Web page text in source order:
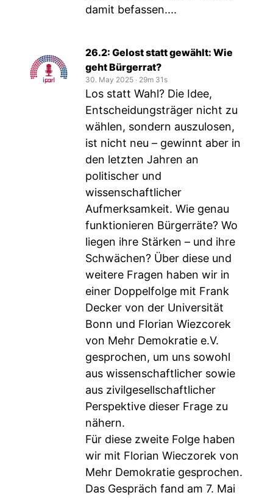
damit befassen....
26.2: Gelost statt gewählt: Wie
geht Bürgerrat?
30. May 2025 ‧ 29m 31s
Los statt Wahl? Die Idee,
Entscheidungsträger nicht zu
wählen, sondern auszulosen,
ist nicht neu – gewinnt aber in
den letzten Jahren an
politischer und
wissenschaftlicher
Aufmerksamkeit. Wie genau
funktionieren Bürgerräte? Wo
liegen ihre Stärken – und ihre
Schwächen? Über diese und
weitere Fragen haben wir in
einer Doppelfolge mit Frank
Decker von der Universität
Bonn und Florian Wiezcorek
von Mehr Demokratie e.V.
gesprochen, um uns sowohl
aus wissenschaftlicher sowie
aus zivilgesellschaftlicher
Perspektive dieser Frage zu
nähern.
Für diese zweite Folge haben
wir mit Florian Wieczorek von
Mehr Demokratie gesprochen.
Das Gespräch fand am 7. Mai